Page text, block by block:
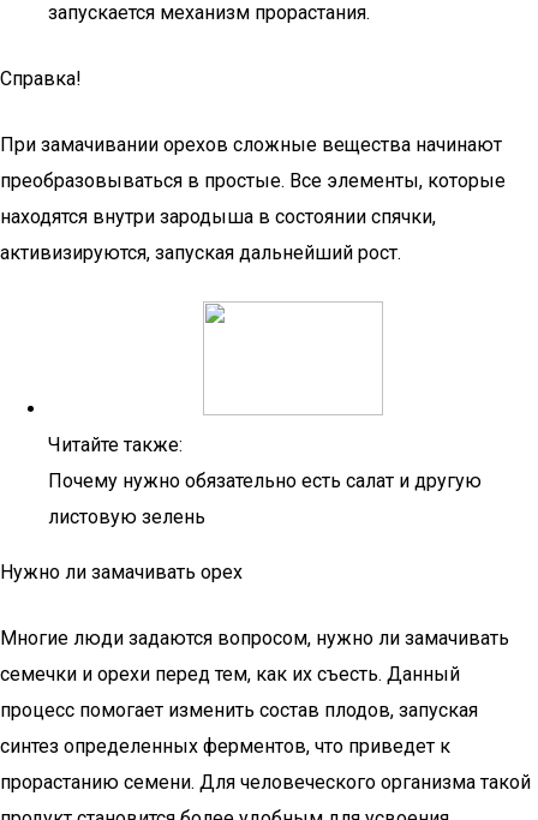
запускается механизм прорастания.
Справка!
При замачивании орехов сложные вещества начинают
преобразовываться в простые. Все элементы, которые
находятся внутри зародыша в состоянии спячки,
активизируются, запуская дальнейший рост.
Читайте также:
Почему нужно обязательно есть салат и другую
листовую зелень
Нужно ли замачивать орех
Многие люди задаются вопросом, нужно ли замачивать
семечки и орехи перед тем, как их съесть. Данный
процесс помогает изменить состав плодов, запуская
синтез определенных ферментов, что приведет к
прорастанию семени. Для человеческого организма такой